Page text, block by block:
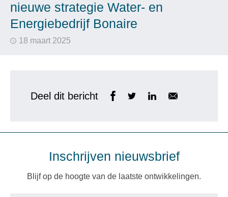
nieuwe strategie Water- en
Energiebedrijf Bonaire
18 maart 2025
Deel dit bericht
Inschrijven nieuwsbrief
Blijf op de hoogte van de laatste ontwikkelingen.